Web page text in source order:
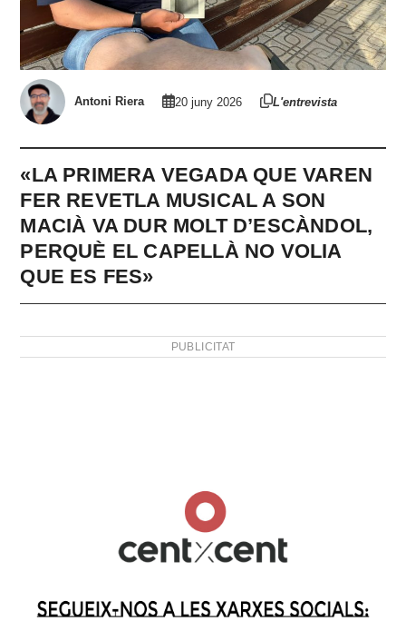
Antoni Riera 20 juny 2026 L'entrevista
«LA PRIMERA VEGADA QUE VAREN
FER REVETLA MUSICAL A SON
MACIÀ VA DUR MOLT D’ESCÀNDOL,
PERQUÈ EL CAPELLÀ NO VOLIA
QUE ES FES»
PUBLICITAT